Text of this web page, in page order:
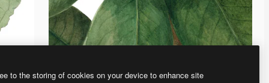
to the storing of cookies on your device to enhance site